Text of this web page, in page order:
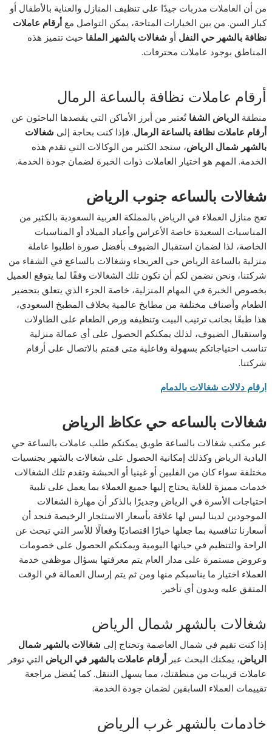
من أن العاملات مدربات جيدًا على تنظيف المنازل والعناية بالأطفال أو
كبار السن. من بين الخيارات المتاحة، يمكن التواصل معأرقام عاملات
نظافة بالشهر حي النفل أو شغالات بالشهر الملقا حيث تتميز هذه
المناطق بوجود عاملات محترفات.
أرقام عاملات نظافة بالساعة الرمال
منطقةالرياض الشفا تُعتبر من أبرز الأماكن التي يقصدها الباحثون عن
أرقام عاملات نظافة بالساعة الرمال. فإذا كنت بحاجة إلى شغالات
بالشهر شمال الرياض، ستجد الكثير من الوكالات التي تقدم هذه
الخدمة. المهم هو اختيار العاملات ذوات الخبرة لضمان جودة الخدمة.
شغالات بالساعه جنوب الرياض
تعج منازل العملاء في الرياض بالمملكة العربية السعودية بالكثير من
المناسبات السعيدة خاصة الأعراس وأعياد الميلاد أو المناسبات
الخاصة، لذا لضمان استقبال الضيوف بأفضل صورة اطلبوا عاملة
منزلية بالساعة الرياض حى العريجاء وشغالات بالساعع في الشفاء من
شركتنا، ونحن نضمن لكم أن تكون تلك الشغالات وفقًا لما يتوقع العميل
بخصوص الخبرة في المهام المنزلية، خاصة الجزء الذي يتعلق بتحضير
الطعام وأصناف مختلفة من مطابخ عالمية بخلاف المطبخ السعودي،
هذا طبعًا بجانب ترتيب البيت وتنظيفه ورص الطعام على الطاولات
واستقبال الضيوف، لذلك يمكنكم الحصول على أي عمالة منزلية
تناسب احتياجاتكم بسهولة وفاعلية متى قمتم بالاتصال على أرقام
شركتنا.
ارقام دلالات شغالات بالدمام
شغالات بالساعه حي عكاظ الرياض
عبر مكتب شغالات بالساعة طويق يمكنكم طلب عاملات بالساعة حي
البادية الرياض وكذلك إمكانية الحصول على شغالات بالشهر بجنسيات
مختلفة سواء كان من الفلبين أو غينيا أو الحبشة وتقدم تلك الشغالات
خدمات مميزة للغاية يحتاج إليها جميع العملاء بما يعمل على تلبية
احتياجات الأسرة في الرياض وجديرًا بالذكر أن مهارة الشغالات
الموجودين لدينا ليس لها علاقة بأسعار الاستئجار الرخيصة فنجد أن
أسعارنا تنافسية بما جعلها خيارًا اقتصاديًا وفعالًا للأسر التي تبحث عن
الراحة والتنظيم في حياتها اليومية ويمكنكم الحصول على خصومات
وعروض مستمرة على مدار العام يتم معرفتها بسؤال موظفي خدمة
العملاء اختيار ما يناسبكم منها ومن ثم يتم إرسال العمالة في الوقت
المتفق عليه وبدون أي تأخير.
شغالات بالشهر شمال الرياض
إذا كنت تقيم في شمال العاصمة وتحتاج إلى شغالات بالشهر شمال
الرياض، يمكنك البحث عبرأرقام عاملات بالشهر في الرياض التي توفر
عاملات قريبات من منطقتك، مما يسهل التنقل. كما يُفضل مراجعة
تقييمات العملاء السابقين لضمان جودة الخدمة.
خادمات بالشهر غرب الرياض